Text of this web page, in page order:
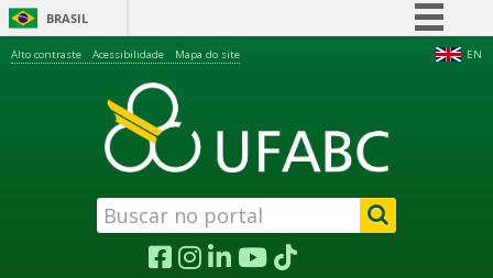
BRASIL
Acesso à informação
Legislação
Canais
EN
Alto contraste Acessibilidade Mapa do site